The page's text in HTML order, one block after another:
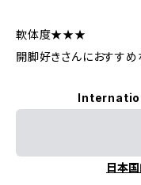
軟体度★★★
開脚好きさんにおすす
日本